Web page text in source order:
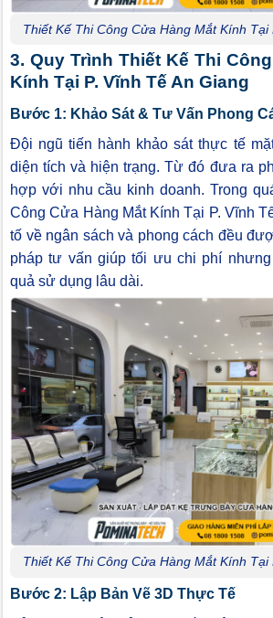
Thiết Kế Thi Công Cửa Hàng Mắt Kính Tại
3. Quy Trình Thiết Kế Thi
Kính Tại P. Vĩnh Tế An Giang
Bước 1: Khảo Sát & Tư Vấn Phong
Đội ngũ tiến hành khảo sát thực tế
diện tích và hiện trạng. Từ đó đưa ra
hợp với nhu cầu kinh doanh. Trong
Công Cửa Hàng Mắt Kính Tại P. Vĩnh
tố về ngân sách và phong cách đều
pháp tư vấn giúp tối ưu chi phí
quả sử dụng lâu dài.
Thiết Kế Thi Công Cửa Hàng Mắt Kính Tại
Bước 2: Lập Bản Vẽ 3D Thực Tế